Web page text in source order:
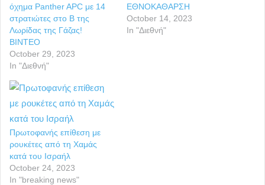
όχημα Panther APC με 14
στρατιώτες στο Β της
Λωρίδας της Γάζας!
ΒΙΝΤΕΟ
October 29, 2023
In "Διεθνή"
ΕΘΝΟΚΑΘΑΡΣΗ
October 14, 2023
In "Διεθνή"
Πρωτοφανής επίθεση με
ρουκέτες από τη Χαμάς
κατά του Ισραήλ
October 24, 2023
In "breaking news"